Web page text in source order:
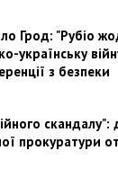
Грод: "Рубіо
українську
з безпеки
скандалу":
прокуратури